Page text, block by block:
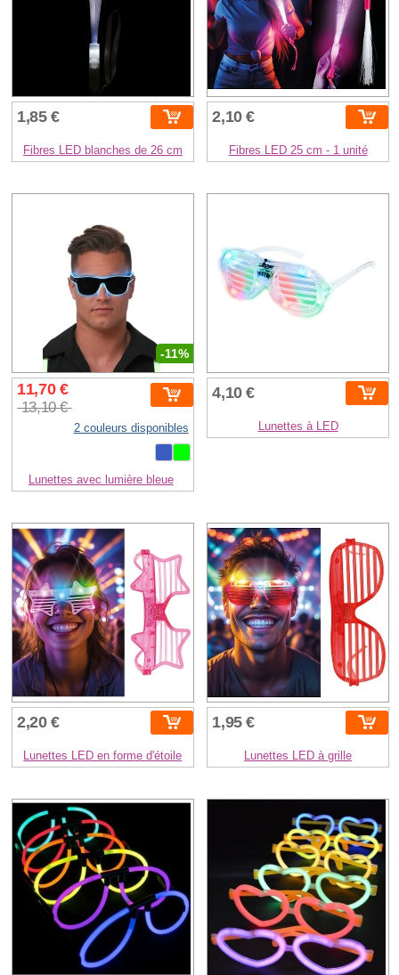
1,85 €
Fibres LED blanches de 26 cm
2,10 €
Fibres LED 25 cm - 1 unité
-11%
11,70 €
13,10 €
2 couleurs disponibles
Lunettes avec lumière bleue
4,10 €
Lunettes à LED
2,20 €
Lunettes LED en forme d'étoile
1,95 €
Lunettes LED à grille